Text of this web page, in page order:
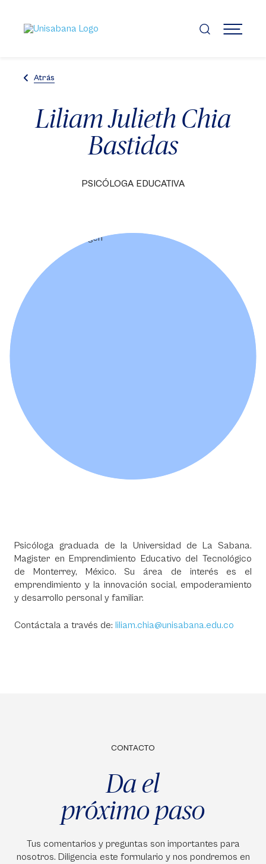
contenido
principal
MENÚ
Atrás
Liliam Julieth Chia
Bastidas
PSICÓLOGA EDUCATIVA
Psicóloga graduada de la Universidad de La Sabana.
Magister en Emprendimiento Educativo del Tecnológico
de Monterrey, México. Su área de interés es el
emprendimiento y la innovación social, empoderamiento
y desarrollo personal y familiar.
Contáctala a través de: liliam.chia@unisabana.edu.co
CONTACTO
Da el
próximo paso
Tus comentarios y preguntas son importantes para
nosotros. Diligencia este formulario y nos pondremos en